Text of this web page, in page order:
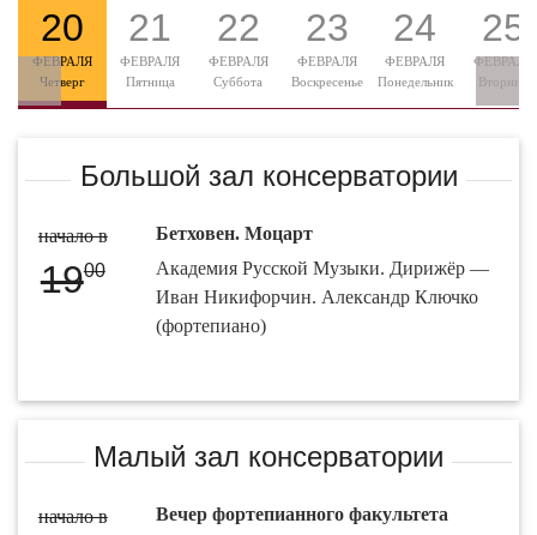
20
ФЕВРАЛЯ
Четверг
21
ФЕВРАЛЯ
Пятница
22
ФЕВРАЛЯ
Суббота
23
ФЕВРАЛЯ
Воскресенье
24
ФЕВРАЛЯ
Понедельник
25
ФЕВРАЛЯ
Вторник
Большой зал консерватории
начало в
1900
Бетховен. Моцарт
Академия Русской Музыки. Дирижёр —
Иван Никифорчин. Александр Ключко
(фортепиано)
Малый зал консерватории
начало в Вечер фортепианного факультета